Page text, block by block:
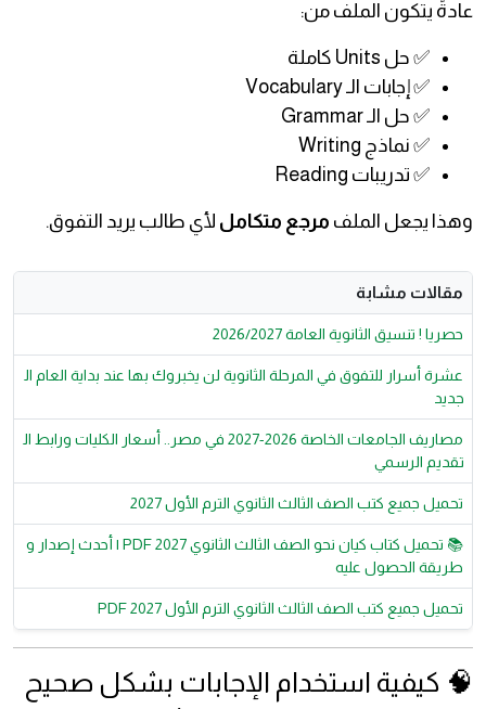
عادةً يتكون الملف من:
✅ حل Units كاملة
✅ إجابات الـ Vocabulary
✅ حل الـ Grammar
✅ نماذج Writing
✅ تدريبات Reading
وهذا يجعل الملف مرجع متكامل لأي طالب يريد التفوق.
مقالات مشابة
حصريا ! تنسيق الثانوية العامة 2026/2027
عشرة أسرار للتفوق في المرحلة الثانوية لن يخبروك بها عند بداية العام ال
جديد
مصاريف الجامعات الخاصة 2026-2027 في مصر.. أسعار الكليات ورابط ال
تقديم الرسمي
تحميل جميع كتب الصف الثالث الثانوي الترم الأول 2027
📚 تحميل كتاب كيان نحو الصف الثالث الثانوي 2027 PDF | أحدث إصدار و
طريقة الحصول عليه
تحميل جميع كتب الصف الثالث الثانوي الترم الأول 2027 PDF
🧠 كيفية استخدام الإجابات بشكل صحيح